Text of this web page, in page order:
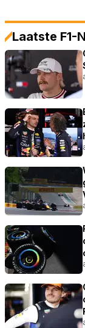
Laatste F1-